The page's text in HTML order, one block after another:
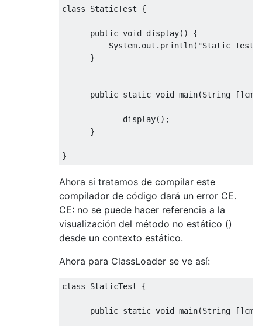
class StaticTest {
public void display()
{
System. out . println( "Static Test"
}
public static void main(String []cmd
             display
();
}
}
Ahora si tratamos de compilar este
compilador de código dará un error CE.
CE: no se puede hacer referencia a la
visualización del método no estático ()
desde un contexto estático.
Ahora para ClassLoader se ve así:
class StaticTest {
public static void main(String []cmd